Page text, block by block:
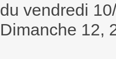
du vendredi
Dimanche 12,